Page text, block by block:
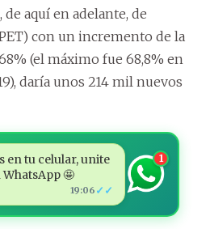
aquí en adelante, de
con un incremento de la
(el máximo fue 68,8% en
daría unos 214 mil nuevos
en tu celular, unite
🤩
19:06 ✓✓
1